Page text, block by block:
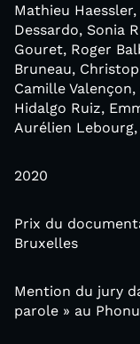
Mathieu
Dessardo, Sonia
Gouret, Roger
Bruneau,
Camille
Hidalgo Ruiz,
Aurélien
2020
Prix du
Bruxelles
Mention du jury
parole » au